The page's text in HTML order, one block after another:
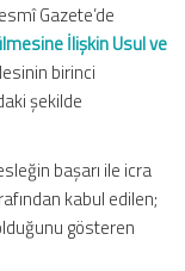
Gazete’de
İlişkin Usul ve
birinci
şekilde
başarı ile icra
kabul edilen;
gösteren